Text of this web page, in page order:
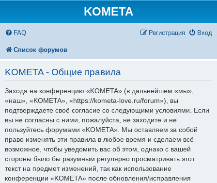
KOMETA
FAQ Вход
Регистрация
Список форумов
KOMETA - Общие правила
Заходя на конференцию «KOMETA» (в дальнейшем «мы»,
«наш», «KOMETA», «https://kometa-love.ru/forum»), вы
подтверждаете своё согласие со следующими условиями. Если
вы не согласны с ними, пожалуйста, не заходите и не
пользуйтесь форумами «KOMETA». Мы оставляем за собой
право изменять эти правила в любое время и сделаем всё
возможное, чтобы уведомить вас об этом, однако с вашей
стороны было бы разумным регулярно просматривать этот
текст на предмет изменений, так как использование
конференции «KOMETA» после обновления/исправления